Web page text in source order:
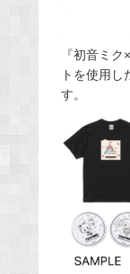
『初音ミ
トを使用し
す。